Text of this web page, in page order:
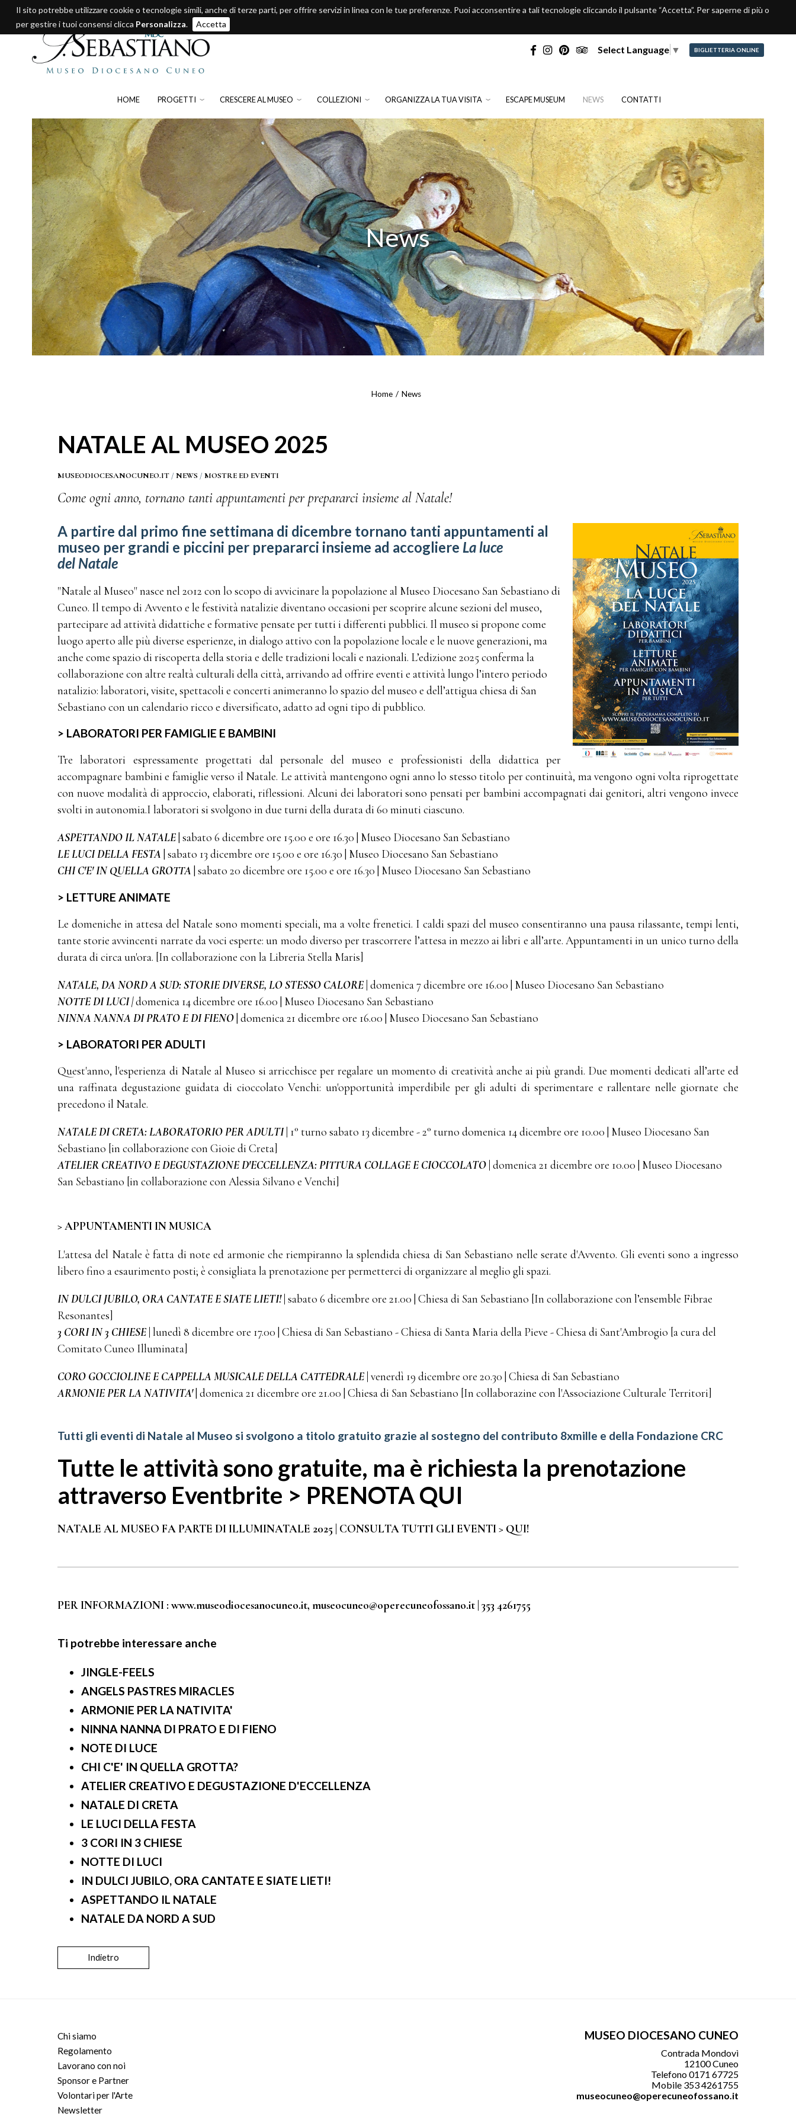
BIGLIETTERIA ONLINE
Select Language ▼
HOME PROGETTI CRESCERE AL MUSEO COLLEZIONI ORGANIZZA LA TUA VISITA ESCAPE MUSEUM NEWS CONTATTI
News
Home News
NATALE AL MUSEO 2025
MUSEODIOCESANOCUNEO.IT /NEWS /MOSTRE ED EVENTI
Come ogni anno, tornano tanti appuntamenti per prepararci insieme al Natale!
A partire dal primo fine settimana di dicembre tornano tanti appuntamenti al
museo per grandi e piccini per prepararci insieme ad accogliere La luce
del Natale
"Natale al Museo" nasce nel 2012 con lo scopo di avvicinare la popolazione al Museo Diocesano San Sebastiano di
Cuneo. Il tempo di Avvento e le festività natalizie diventano occasioni per scoprire alcune sezioni del museo,
partecipare ad attività didattiche e formative pensate per tutti i differenti pubblici. Il museo si propone come
luogo aperto alle più diverse esperienze, in dialogo attivo con la popolazione locale e le nuove generazioni, ma
anche come spazio di riscoperta della storia e delle tradizioni locali e nazionali. L’edizione 2025 conferma la
collaborazione con altre realtà culturali della città, arrivando ad offrire eventi e attività lungo l’intero periodo
natalizio: laboratori, visite, spettacoli e concerti animeranno lo spazio del museo e dell’attigua chiesa di San
Sebastiano con un calendario ricco e diversificato, adatto ad ogni tipo di pubblico.
> LABORATORI PER FAMIGLIE E BAMBINI
Tre laboratori espressamente progettati dal personale del museo e professionisti della didattica per
accompagnare bambini e famiglie verso il Natale. Le attività mantengono ogni anno lo stesso titolo per continuità, ma vengono ogni volta riprogettate
con nuove modalità di approccio, elaborati, riflessioni. Alcuni dei laboratori sono pensati per bambini accompagnati dai genitori, altri vengono invece
svolti in autonomia.I laboratori si svolgono in due turni della durata di 60 minuti ciascuno.
ASPETTANDO IL NATALE | sabato 6 dicembre ore 15.00 e ore 16.30 | Museo Diocesano San Sebastiano
LE LUCI DELLA FESTA | sabato 13 dicembre ore 15.00 e ore 16.30 | Museo Diocesano San Sebastiano
CHI C'E' IN QUELLA GROTTA | sabato 20 dicembre ore 15.00 e ore 16.30 | Museo Diocesano San Sebastiano
> LETTURE ANIMATE
Le domeniche in attesa del Natale sono momenti speciali, ma a volte frenetici. I caldi spazi del museo consentiranno una pausa rilassante, tempi lenti,
tante storie avvincenti narrate da voci esperte: un modo diverso per trascorrere l’attesa in mezzo ai libri e all’arte. Appuntamenti in un unico turno della
durata di circa un'ora. [In collaborazione con la Libreria Stella Maris]
NATALE, DA NORD A SUD: STORIE DIVERSE, LO STESSO CALORE domenica 7 dicembre ore 16.00 | Museo Diocesano San Sebastiano
NOTTE DI LUCI |domenica 14 dicembre ore 16.00 | Museo Diocesano San Sebastiano
NINNA NANNA DI PRATO E DI FIENO | domenica 21 dicembre ore 16.00 | Museo Diocesano San Sebastiano
> LABORATORI PER ADULTI
Quest'anno, l'esperienza di Natale al Museo si arricchisce per regalare un momento di creatività anche ai più grandi. Due momenti dedicati all’arte ed
una raffinata degustazione guidata di cioccolato Venchi: un'opportunità imperdibile per gli adulti di sperimentare e rallentare nelle giornate che
precedono il Natale.
NATALE DI CRETA: LABORATORIO PER ADULTI| 1° turno sabato 13 dicembre - 2° turno domenica 14 dicembre ore 10.00 | Museo Diocesano San
Sebastiano [in collaborazione con Gioie di Creta]
ATELIER CREATIVO E DEGUSTAZIONE D'ECCELLENZA: PITTURA COLLAGE E CIOCCOLATO domenica 21 dicembre ore 10.00 | Museo Diocesano
San Sebastiano [in collaborazione con Alessia Silvano e Venchi]
> APPUNTAMENTI IN MUSICA
L'attesa del Natale è fatta di note ed armonie che riempiranno la splendida chiesa di San Sebastiano nelle serate d'Avvento. Gli eventi sono a ingresso
libero fino a esaurimento posti; è consigliata la prenotazione per permetterci di organizzare al meglio gli spazi.
IN DULCI JUBILO, ORA CANTATE E SIATE LIETI!| sabato 6 dicembre ore 21.00 | Chiesa di San Sebastiano [In collaborazione con l’ensemble Fibrae
Resonantes]
3 CORI IN 3 CHIESE lunedì 8 dicembre ore 17.00 | Chiesa di San Sebastiano - Chiesa di Santa Maria della Pieve - Chiesa di Sant'Ambrogio [a cura del
Comitato Cuneo Illuminata]
CORO GOCCIOLINE E CAPPELLA MUSICALE DELLA CATTEDRALE venerdì 19 dicembre ore 20.30 | Chiesa di San Sebastiano
ARMONIE PER LA NATIVITA'| domenica 21 dicembre ore 21.00 | Chiesa di San Sebastiano [In collaborazine con l'Associazione Culturale Territori]
Tutti gli eventi di Natale al Museo si svolgono a titolo gratuito grazie al sostegno del contributo 8xmille e della Fondazione CRC
Tutte le attività sono gratuite, ma è richiesta la prenotazione
attraverso Eventbrite > PRENOTA QUI
NATALE AL MUSEO FA PARTE DI ILLUMINATALE 2025 | CONSULTA TUTTI GLI EVENTI > QUI!
PER INFORMAZIONI : www.museodiocesanocuneo.it, museocuneo@operecuneofossano.it | 353 4261755
Ti potrebbe interessare anche
JINGLE-FEELS
ANGELS PASTRES MIRACLES
ARMONIE PER LA NATIVITA'
NINNA NANNA DI PRATO E DI FIENO
NOTE DI LUCE
CHI C'E' IN QUELLA GROTTA?
ATELIER CREATIVO E DEGUSTAZIONE D'ECCELLENZA
NATALE DI CRETA
LE LUCI DELLA FESTA
3 CORI IN 3 CHIESE
NOTTE DI LUCI
IN DULCI JUBILO, ORA CANTATE E SIATE LIETI!
ASPETTANDO IL NATALE
NATALE DA NORD A SUD
Indietro
Chi siamo
Regolamento
Lavorano con noi
Sponsor e Partner
Volontari per l'Arte
Newsletter
MUSEO DIOCESANO CUNEO
Contrada Mondovì
12100 Cuneo
Telefono 0171 67725
Mobile 353 4261755
museocuneo@operecuneofossano.it
Il sito potrebbe utilizzare cookie o tecnologie simili, anche di terze parti, per offrire servizi in linea con le tue preferenze. Puoi acconsentire a tali tecnologie cliccando il pulsante “Accetta”. Per saperne di più o
per gestire i tuoi consensi clicca Personalizza. Accetta